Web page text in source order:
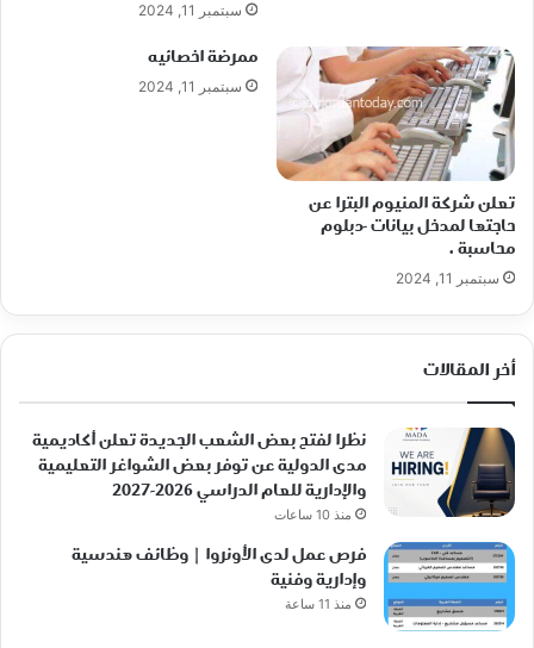
سبتمبر 11, 2024
تعلن شركة المنيوم البترا عن
حاجتها لمدخل بيانات -دبلوم
محاسبة .
سبتمبر 11, 2024
ممرضة اخصائيه
سبتمبر 11, 2024
أخر المقالات
نظرا لفتح بعض الشعب الجديدة تعلن أكاديمية
مدى الدولية عن توفر بعض الشواغر التعليمية
والإدارية للعام الدراسي 2026-2027
منذ 10 ساعات
فرص عمل لدى الأونروا | وظائف هندسية
وإدارية وفنية
منذ 11 ساعة